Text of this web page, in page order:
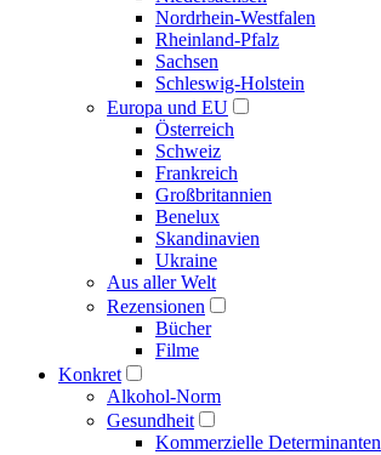
Nordrhein-Westfalen
Rheinland-Pfalz
Sachsen
Schleswig-Holstein
Europa und EU
Österreich
Schweiz
Frankreich
Großbritannien
Benelux
Skandinavien
Ukraine
Aus aller Welt
Rezensionen
Bücher
Filme
Konkret
Alkohol-Norm
Gesundheit
Kommerzielle Determinanten